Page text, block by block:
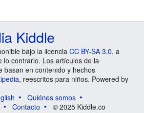
Kiddle
bajo la licencia CC BY-SA 3.0, a
lo contrario. Los artículos de la
basan en contenido y hechos
, reescritos para niños. Powered by
Quiénes somos
Contacto © 2025 Kiddle.co